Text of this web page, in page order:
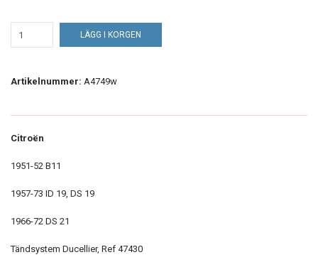
LÄGG I KORGEN
Artikelnummer: A4749w
Citroën
1951-52 B11
1957-73 ID 19, DS 19
1966-72 DS 21
Tändsystem Ducellier, Ref 47430